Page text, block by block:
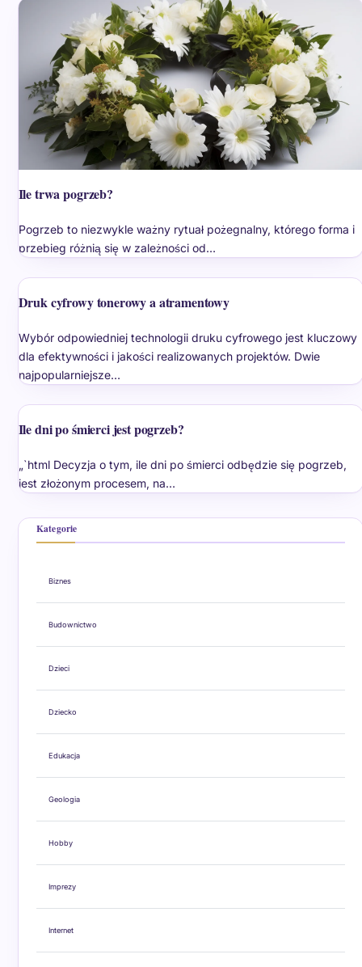
Ile trwa pogrzeb?
Pogrzeb to niezwykle ważny rytuał pożegnalny, którego forma i
przebieg różnią się w zależności od…
Druk cyfrowy tonerowy a atramentowy
Wybór odpowiedniej technologii druku cyfrowego jest kluczowy
dla efektywności i jakości realizowanych projektów. Dwie
najpopularniejsze…
Ile dni po śmierci jest pogrzeb?
„`html Decyzja o tym, ile dni po śmierci odbędzie się pogrzeb,
jest złożonym procesem, na…
Kategorie
Biznes
Budownictwo
Dzieci
Dziecko
Edukacja
Geologia
Hobby
Imprezy
Internet